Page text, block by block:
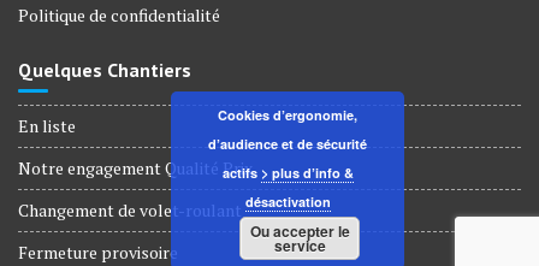
Politique de confidentialité
Quelques Chantiers
En liste
Notre engagement Qualité Prix
Changement de volet-roulant
Fermeture provisoire
Cookies d’ergonomie,
d’audience et de sécurité
actifs > plus d’info &
désactivation
Ou accepter le
service